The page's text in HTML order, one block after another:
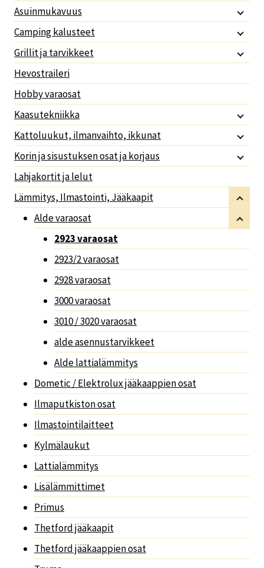
Asuinmukavuus
Camping kalusteet
Grillit ja tarvikkeet
Hevostraileri
Hobby varaosat
Kaasutekniikka
Kattoluukut, ilmanvaihto, ikkunat
Korin ja sisustuksen osat ja korjaus
Lahjakortit ja lelut
Lämmitys, Ilmastointi, Jääkaapit
Alde varaosat
2923 varaosat
2923/2 varaosat
2928 varaosat
3000 varaosat
3010 / 3020 varaosat
alde asennustarvikkeet
Alde lattialämmitys
Dometic / Elektrolux jääkaappien osat
Ilmaputkiston osat
Ilmastointilaitteet
Kylmälaukut
Lattialämmitys
Lisälämmittimet
Primus
Thetford jääkaapit
Thetford jääkaappien osat